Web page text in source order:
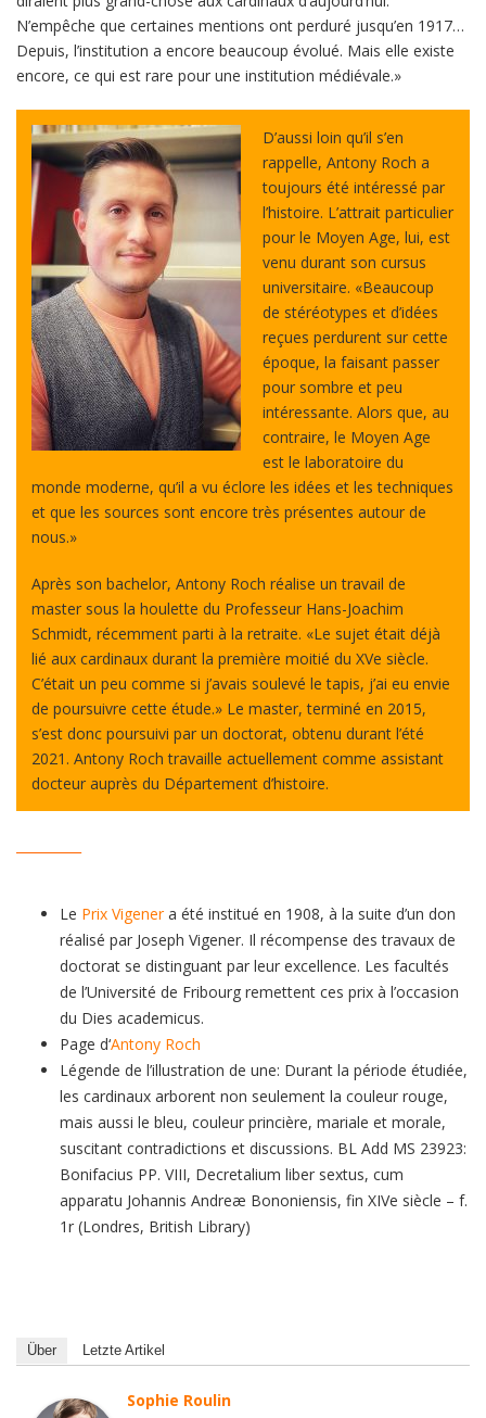
N’empêche que certaines mentions ont perduré jusqu’en 1917…
Depuis, l’institution a encore beaucoup évolué. Mais elle existe
encore, ce qui est rare pour une institution médiévale.»
D’aussi loin qu’il s’en
rappelle, Antony Roch a
toujours été intéressé par
l’histoire. L’attrait particulier
pour le Moyen Age, lui, est
venu durant son cursus
universitaire. «Beaucoup
de stéréotypes et d’idées
reçues perdurent sur cette
époque, la faisant passer
pour sombre et peu
intéressante. Alors que, au
contraire, le Moyen Age
est le laboratoire du
monde moderne, qu’il a vu éclore les idées et les techniques
et que les sources sont encore très présentes autour de
nous.»
Après son bachelor, Antony Roch réalise un travail de
master sous la houlette du Professeur Hans-Joachim
Schmidt, récemment parti à la retraite. «Le sujet était déjà
lié aux cardinaux durant la première moitié du XVe siècle.
C’était un peu comme si j’avais soulevé le tapis, j’ai eu envie
de poursuivre cette étude.» Le master, terminé en 2015,
s’est donc poursuivi par un doctorat, obtenu durant l’été
2021. Antony Roch travaille actuellement comme assistant
docteur auprès du Département d’histoire.
Le Prix Vigenera été institué en 1908, à la suite d’un don
réalisé par Joseph Vigener. Il récompense des travaux de
doctorat se distinguant par leur excellence. Les facultés
de l’Université de Fribourg remettent ces prix à l’occasion
du Dies academicus.
Page d‘Antony Roch
Légende de l’illustration de une: Durant la période étudiée,
les cardinaux arborent non seulement la couleur rouge,
mais aussi le bleu, couleur princière, mariale et morale,
suscitant contradictions et discussions. BL Add MS 23923:
Bonifacius PP. VIII, Decretalium liber sextus, cum
apparatu Johannis Andreæ Bononiensis, fin XIVe siècle – f.
1r (Londres, British Library)
Über Letzte Artikel
Sophie Roulin